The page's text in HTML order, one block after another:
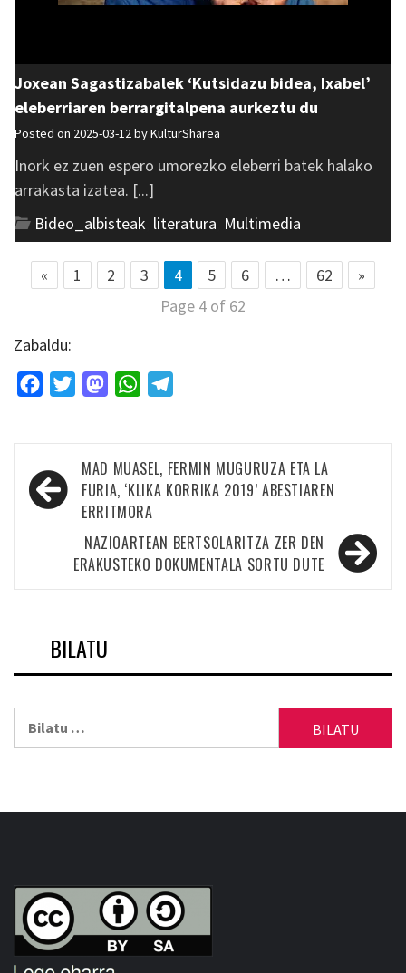
Joxean Sagastizabalek ‘Kutsidazu bidea, Ixabel’
eleberriaren berrargitalpena aurkeztu du
Posted on 2025-03-12 byKulturSharea
Inork ez zuen espero umorezko eleberri batek halako
arrakasta izatea. [...]
Bideo_albisteak literatura Multimedia
« 1 2 3 4 5 6 … 62
»
Page 4 of 62
Zabaldu:
FacebookTwitterMastodonWhatsApp
Bidalketetan
zehar
nabigatu
MAD MUASEL, FERMIN MUGURUZA ETA LA
FURIA, ‘KLIKA KORRIKA 2019’ ABESTIAREN
ERRITMORA
NAZIOARTEAN BERTSOLARITZA ZER DEN
ERAKUSTEKO DOKUMENTALA SORTU DUTE
BILATU